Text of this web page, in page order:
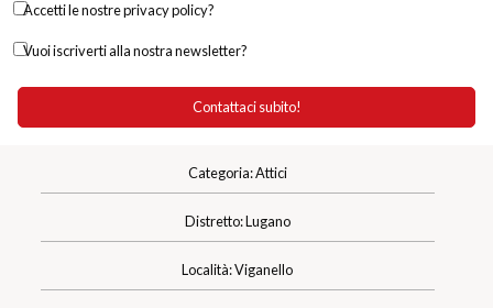
Accetti le nostre privacy policy?
Vuoi iscriverti alla nostra newsletter?
Categoria: Attici
Distretto: Lugano
Località: Viganello